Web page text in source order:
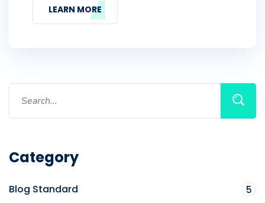
LEARN MORE
Category
Blog Standard 5